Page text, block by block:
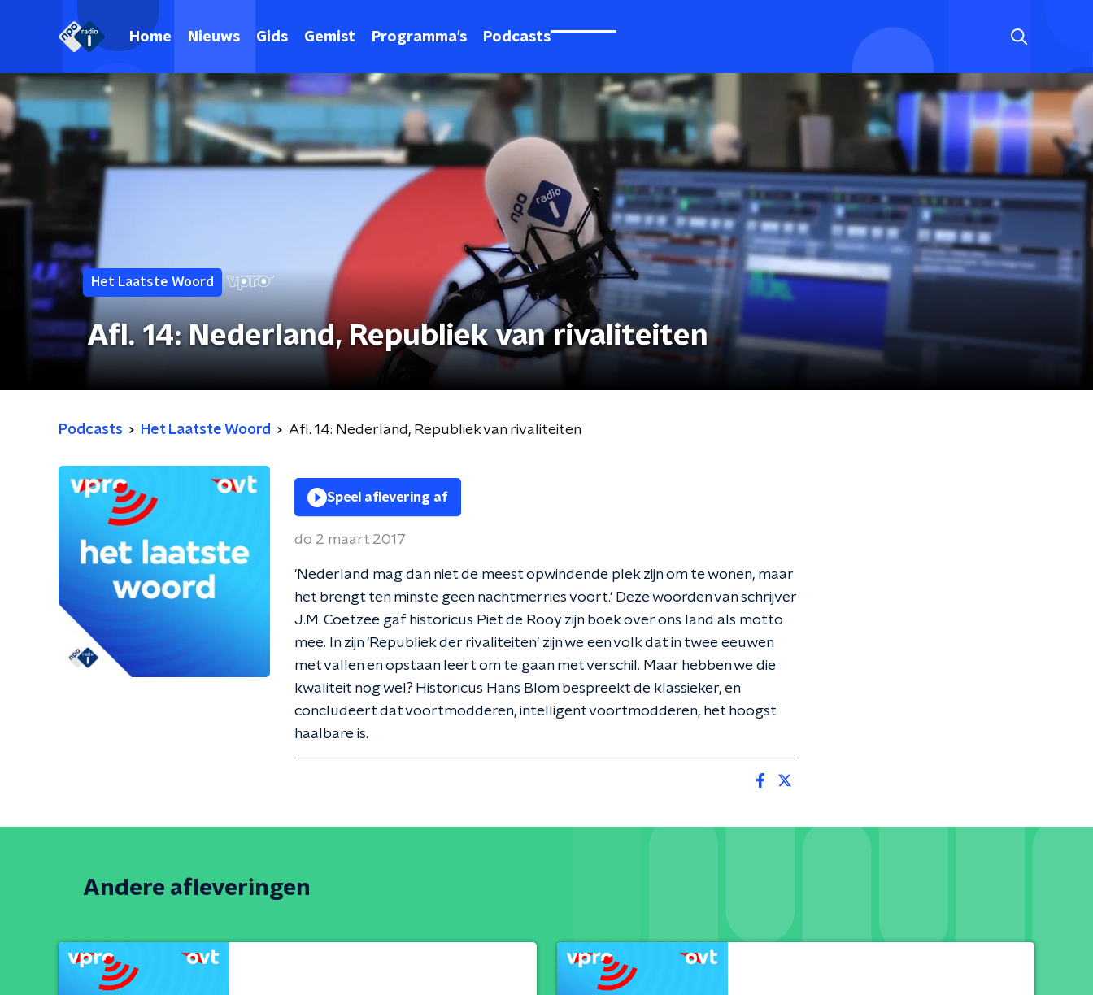
Home Nieuws Gids Gemist Programma's Podcasts
Het Laatste Woord
Afl. 14: Nederland, Republiek van rivaliteiten
Podcasts Het Laatste Woord Afl. 14: Nederland, Republiek van rivaliteiten
Speel aflevering af
do 2 maart 2017
'Nederland mag dan niet de meest opwindende plek zijn om te wonen, maar
het brengt ten minste geen nachtmerries voort.' Deze woorden van schrijver
J.M. Coetzee gaf historicus Piet de Rooy zijn boek over ons land als motto
mee. In zijn 'Republiek der rivaliteiten' zijn we een volk dat in twee eeuwen
met vallen en opstaan leert om te gaan met verschil. Maar hebben we die
kwaliteit nog wel? Historicus Hans Blom bespreekt de klassieker, en
concludeert dat voortmodderen, intelligent voortmodderen, het hoogst
haalbare is.
Andere afleveringen